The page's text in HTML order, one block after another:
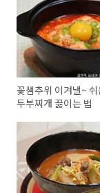
꽃샘추위 이겨낼~
두부찌개 끓이는 법